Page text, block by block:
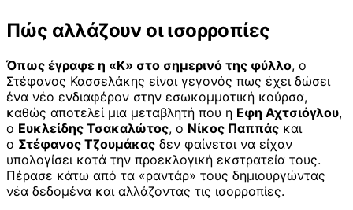
Πώς αλλάζουν οι ισορροπίες
Όπως έγραφε η «Κ» στο σημερινό της φύλλο, ο
Στέφανος Κασσελάκης είναι γεγονός πως έχει δώσει
ένα νέο ενδιαφέρον στην εσωκομματική κούρσα,
καθώς αποτελεί μια μεταβλητή που η Εφη Αχτσιόγλου,
ο Ευκλείδης Τσακαλώτος, ο Νίκος Παππάς και
ο Στέφανος Τζουμάκας δεν φαίνεται να είχαν
υπολογίσει κατά την προεκλογική εκστρατεία τους.
Πέρασε κάτω από τα «ραντάρ» τους δημιουργώντας
νέα δεδομένα και αλλάζοντας τις ισορροπίες.